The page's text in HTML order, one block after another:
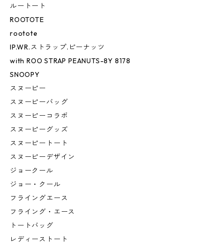
ルートート
ROOTOTE
rootote
IP.WR.ストラップ.ピーナッツ
with ROO STRAP PEANUTS-8Y 8178
SNOOPY
スヌーピー
スヌーピーバッグ
スヌーピーコラボ
スヌーピーグッズ
スヌーピートート
スヌーピーデザイン
ジョークール
ジョー・クール
フライングエース
フライング・エース
トートバッグ
レディーストート